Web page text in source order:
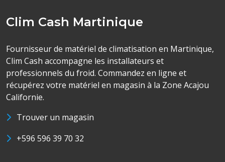
Clim Cash Martinique
Fournisseur de matériel de climatisation en Martinique,
Clim Cash accompagne les installateurs et
professionnels du froid. Commandez en ligne et
récupérez votre matériel en magasin à la Zone Acajou
Californie.
Trouver un magasin
+596 596 39 70 32